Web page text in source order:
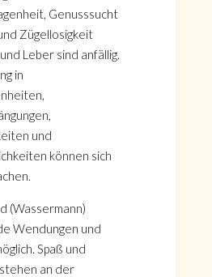
Genusssucht
Zügellosigkeit
Leber sind anfällig.
in
und
können sich
(Wassermann)
Wendungen und
Spaß und
an der